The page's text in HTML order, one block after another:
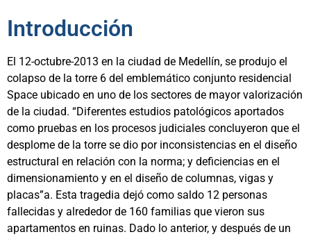
Introducción
El 12-octubre-2013 en la ciudad de Medellín, se produjo el
colapso de la torre 6 del emblemático conjunto residencial
Space ubicado en uno de los sectores de mayor valorización
de la ciudad. “Diferentes estudios patológicos aportados
como pruebas en los procesos judiciales concluyeron que el
desplome de la torre se dio por inconsistencias en el diseño
estructural en relación con la norma; y deficiencias en el
dimensionamiento y en el diseño de columnas, vigas y
placas”a. Esta tragedia dejó como saldo 12 personas
fallecidas y alrededor de 160 familias que vieron sus
apartamentos en ruinas. Dado lo anterior, y después de un